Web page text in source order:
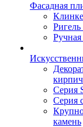
Фасадная
кирпич
Серия
Серия
камень